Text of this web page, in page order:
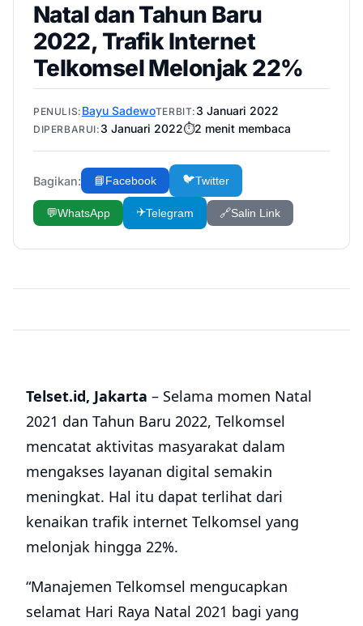
Natal dan Tahun Baru
2022, Trafik Internet
Telkomsel Melonjak 22%
PENULIS: Bayu SadewoTERBIT: 3 Januari 2022
DIPERBARUI: 3 Januari 2022⏱️2 menit membaca
Bagikan: 📘Facebook 🐦Twitter
💬WhatsApp ✈️Telegram 🔗Salin Link
Telset.id, Jakarta – Selama momen Natal
2021 dan Tahun Baru 2022, Telkomsel
mencatat aktivitas masyarakat dalam
mengakses layanan digital semakin
meningkat. Hal itu dapat terlihat dari
kenaikan trafik internet Telkomsel yang
melonjak hingga 22%.
“Manajemen Telkomsel mengucapkan
selamat Hari Raya Natal 2021 bagi yang